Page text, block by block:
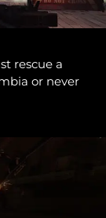
rescue a
or never